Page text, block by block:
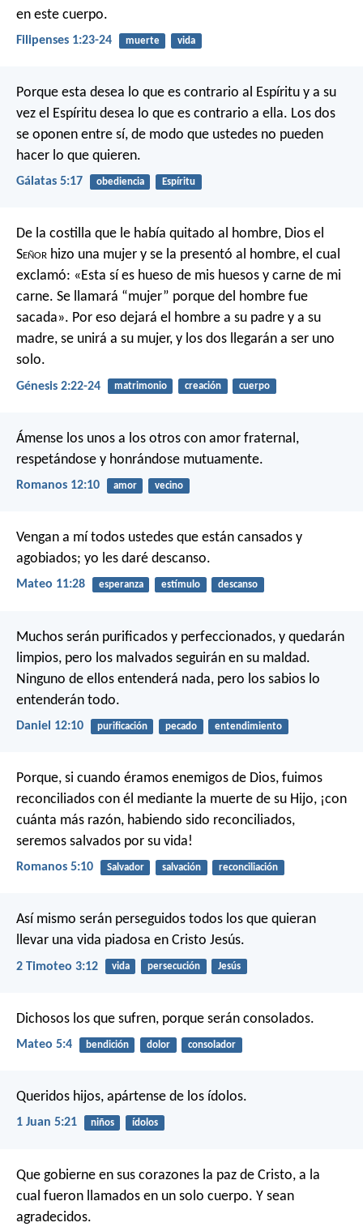
en este cuerpo.
Filipenses 1:23-24 muerte vida
Porque esta desea lo que es contrario al Espíritu y a su
vez el Espíritu desea lo que es contrario a ella. Los dos
se oponen entre sí, de modo que ustedes no pueden
hacer lo que quieren.
Gálatas 5:17 obediencia Espíritu
De la costilla que le había quitado al hombre, Dios el
Señor hizo una mujer y se la presentó al hombre, el cual
exclamó: «Esta sí es hueso de mis huesos y carne de mi
carne. Se llamará “mujer” porque del hombre fue
sacada». Por eso dejará el hombre a su padre y a su
madre, se unirá a su mujer, y los dos llegarán a ser uno
solo.
Génesis 2:22-24 matrimonio creación cuerpo
Ámense los unos a los otros con amor fraternal,
respetándose y honrándose mutuamente.
Romanos 12:10 amor vecino
Vengan a mí todos ustedes que están cansados y
agobiados; yo les daré descanso.
Mateo 11:28 esperanza estímulo descanso
Muchos serán purificados y perfeccionados, y quedarán
limpios, pero los malvados seguirán en su maldad.
Ninguno de ellos entenderá nada, pero los sabios lo
entenderán todo.
Daniel 12:10 purificación pecado entendimiento
Porque, si cuando éramos enemigos de Dios, fuimos
reconciliados con él mediante la muerte de su Hijo, ¡con
cuánta más razón, habiendo sido reconciliados,
seremos salvados por su vida!
Romanos 5:10 Salvador salvación reconciliación
Así mismo serán perseguidos todos los que quieran
llevar una vida piadosa en Cristo Jesús.
2 Timoteo 3:12 vida persecución Jesús
Dichosos los que sufren, porque serán consolados.
Mateo 5:4 bendición dolor consolador
Queridos hijos, apártense de los ídolos.
1 Juan 5:21 niños ídolos
Que gobierne en sus corazones la paz de Cristo, a la
cual fueron llamados en un solo cuerpo. Y sean
agradecidos.